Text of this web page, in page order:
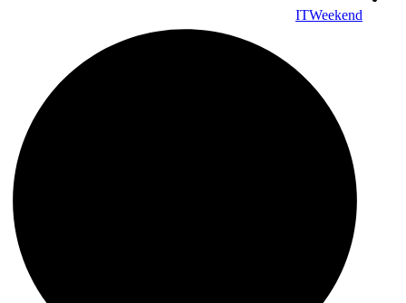
ITWeekend